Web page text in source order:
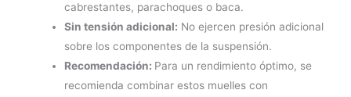
cabrestantes, parachoques o baca.
Sin tensión adicional: No ejercen presión adicional
sobre los componentes de la suspensión.
Recomendación: Para un rendimiento óptimo, se
recomienda combinar estos muelles con